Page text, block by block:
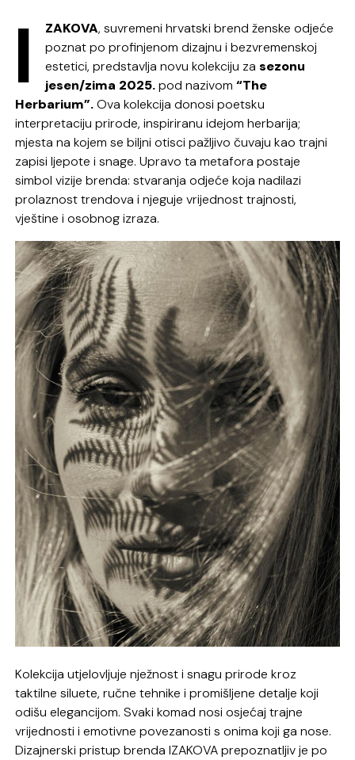
I ZAKOVA, suvremeni hrvatski brend ženske odjeće
poznat po profinjenom dizajnu i bezvremenskoj
estetici, predstavlja novu kolekciju zasezonu
jesen/zima 2025.pod nazivom“The
Herbarium”.Ova kolekcija donosi poetsku
interpretaciju prirode, inspiriranu idejom herbarija;
mjesta na kojem se biljni otisci pažljivo čuvaju kao trajni
zapisi ljepote i snage. Upravo ta metafora postaje
simbol vizije brenda: stvaranja odjeće koja nadilazi
prolaznost trendova i njeguje vrijednost trajnosti,
vještine i osobnog izraza.
Kolekcija utjelovljuje nježnost i snagu prirode kroz
taktilne siluete, ručne tehnike i promišljene detalje koji
odišu elegancijom. Svaki komad nosi osjećaj trajne
vrijednosti i emotivne povezanosti s onima koji ga nose.
Dizajnerski pristup brenda IZAKOVA prepoznatljiv je po